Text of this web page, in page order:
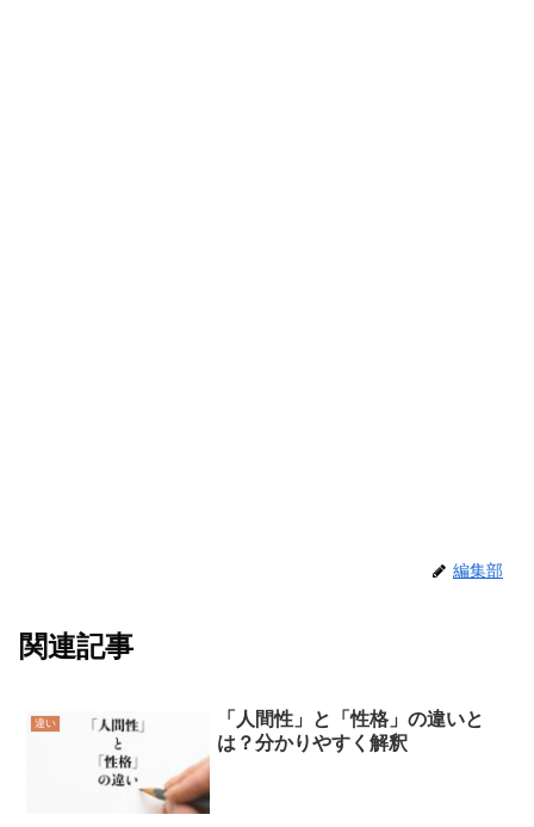
編集部
関連記事
違い
「人間性」と「性格」の違いと
は？分かりやすく解釈